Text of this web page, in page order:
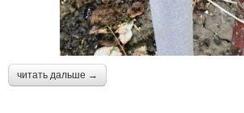
читать дальше →